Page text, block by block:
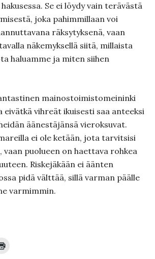
Se ei löydy vain terävästä
joka pahimmillaan voi
räksytyksenä, vaan
näkemyksellä siitä, millaista
haluamme ja miten siihen
mainostoimistomeininki
eivätkä vihreät ikuisesti saa anteeksi
äänestäjänsä vieroksuvat.
ei ole ketään, jota tarvitsisi
vaan puolueen on haettava rohkea
Riskejäkään ei äänten
pidä välttää, sillä varman päälle
varmimmin.